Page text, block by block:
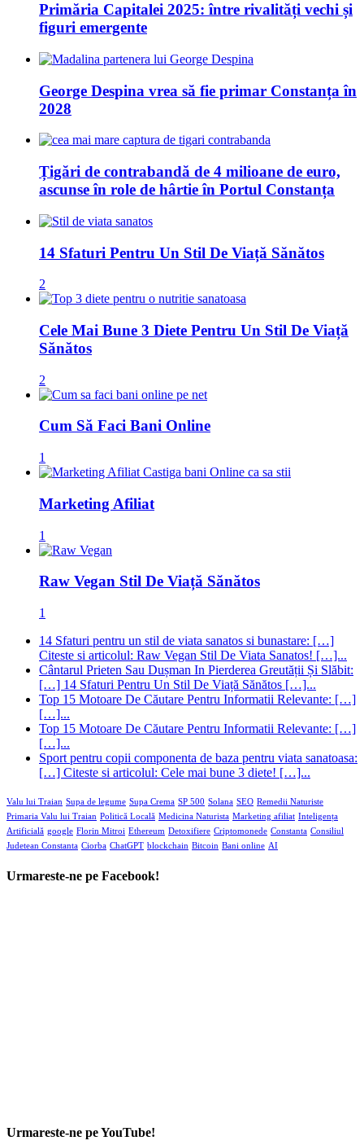
Primăria Capitalei 2025: între rivalități vechi și
figuri emergente
George Despina vrea să fie primar Constanța în
2028
Țigări de contrabandă de 4 milioane de euro,
ascunse în role de hârtie în Portul Constanța
14 Sfaturi Pentru Un Stil De Viață Sănătos
2
Cele Mai Bune 3 Diete Pentru Un Stil De Viață
Sănătos
2
Cum Să Faci Bani Online
1
Marketing Afiliat
1
Raw Vegan Stil De Viață Sănătos
1
14 Sfaturi pentru un stil de viata sanatos si bunastare: […]
Citeste si articolul: Raw Vegan Stil De Viata Sanatos! […]...
Cântarul Prieten Sau Dușman In Pierderea Greutății Și Slăbit:
[…] 14 Sfaturi Pentru Un Stil De Viață Sănătos […]...
Top 15 Motoare De Căutare Pentru Informatii Relevante: […]
[…]...
Top 15 Motoare De Căutare Pentru Informatii Relevante: […]
[…]...
Sport pentru copii componenta de baza pentru viata sanatoasa:
[…] Citeste si articolul: Cele mai bune 3 diete! […]...
Valu lui Traian Supa de legume Supa Crema SP 500 Solana SEO Remedii Naturiste
Primaria Valu lui Traian Politică Locală Medicina Naturista Marketing afiliat Inteligența
Artificială google Florin Mitroi Ethereum Detoxifiere Criptomonede Constanta Consiliul
Judetean Constanta Ciorba ChatGPT blockchain Bitcoin Bani online AI
Urmareste-ne pe Facebook!
Urmareste-ne pe YouTube!